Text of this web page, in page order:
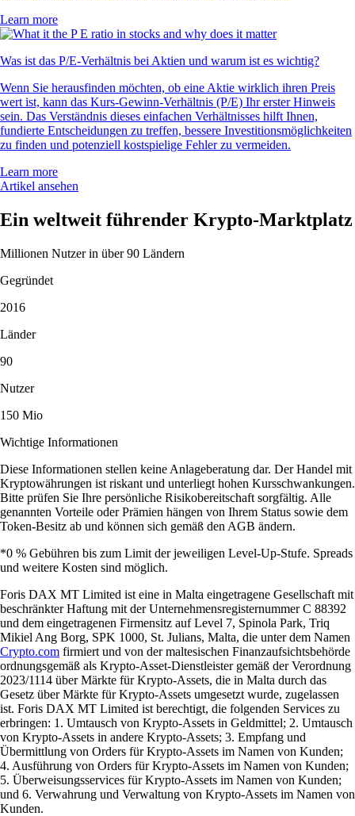
Learn more
Was ist das P/E-Verhältnis bei Aktien und warum ist es wichtig?
Wenn Sie herausfinden möchten, ob eine Aktie wirklich ihren Preis
wert ist, kann das Kurs-Gewinn-Verhältnis (P/E) Ihr erster Hinweis
sein. Das Verständnis dieses einfachen Verhältnisses hilft Ihnen,
fundierte Entscheidungen zu treffen, bessere Investitionsmöglichkeiten
zu finden und potenziell kostspielige Fehler zu vermeiden.
Learn more
Artikel ansehen
Ein weltweit führender Krypto-Marktplatz
Millionen Nutzer in über 90 Ländern
Gegründet
2016
Länder
90
Nutzer
150 Mio
Wichtige Informationen
Diese Informationen stellen keine Anlageberatung dar. Der Handel mit
Kryptowährungen ist riskant und unterliegt hohen Kursschwankungen.
Bitte prüfen Sie Ihre persönliche Risikobereitschaft sorgfältig. Alle
genannten Vorteile oder Prämien hängen von Ihrem Status sowie dem
Token-Besitz ab und können sich gemäß den AGB ändern.
*0 % Gebühren bis zum Limit der jeweiligen Level-Up-Stufe. Spreads
und weitere Kosten sind möglich.
Foris DAX MT Limited ist eine in Malta eingetragene Gesellschaft mit
beschränkter Haftung mit der Unternehmensregisternummer C 88392
und dem eingetragenen Firmensitz auf Level 7, Spinola Park, Triq
Mikiel Ang Borg, SPK 1000, St. Julians, Malta, die unter dem Namen
Crypto.com firmiert und von der maltesischen Finanzaufsichtsbehörde
ordnungsgemäß als Krypto-Asset-Dienstleister gemäß der Verordnung
2023/1114 über Märkte für Krypto-Assets, die in Malta durch das
Gesetz über Märkte für Krypto-Assets umgesetzt wurde, zugelassen
ist. Foris DAX MT Limited ist berechtigt, die folgenden Services zu
erbringen: 1. Umtausch von Krypto-Assets in Geldmittel; 2. Umtausch
von Krypto-Assets in andere Krypto-Assets; 3. Empfang und
Übermittlung von Orders für Krypto-Assets im Namen von Kunden;
4. Ausführung von Orders für Krypto-Assets im Namen von Kunden;
5. Überweisungsservices für Krypto-Assets im Namen von Kunden;
und 6. Verwahrung und Verwaltung von Krypto-Assets im Namen von
Kunden.